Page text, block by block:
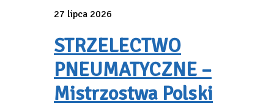
27 lipca 2026
STRZELECTWO
PNEUMATYCZNE –
Mistrzostwa Polski